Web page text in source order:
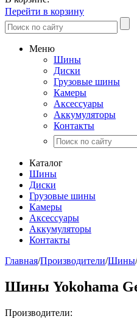
Перейти в корзину
Меню
Шины
Диски
Грузовые шины
Камеры
Аксессуары
Аккумуляторы
Контакты
Каталог
Шины
Диски
Грузовые шины
Камеры
Аксессуары
Аккумуляторы
Контакты
Главная/Производители/Шины/
Шины Yokohama
Производители: